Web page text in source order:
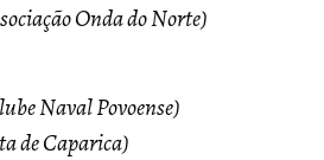
Onda do Norte)
Naval Povoense)
de Caparica)